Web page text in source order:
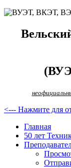
<--- Нажмите для
Главная
50 лет